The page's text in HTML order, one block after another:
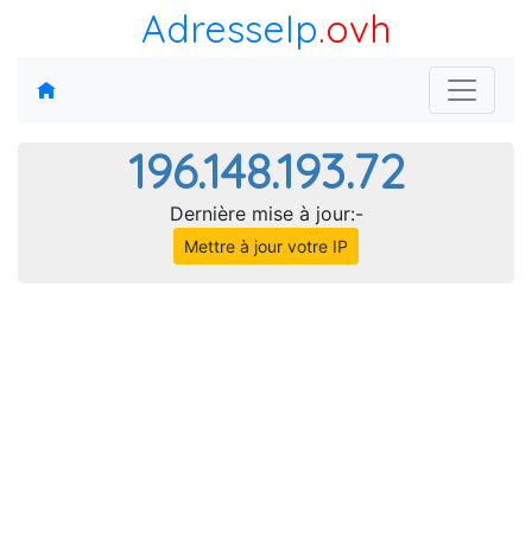
AdresseIp.ovh
196.148.193.72
Dernière mise à jour:-
Mettre à jour votre IP